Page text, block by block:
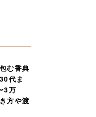
む香典
代ま
3万
方や渡